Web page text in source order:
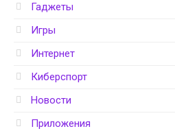
Гаджеты
Игры
Интернет
Киберспорт
Новости
Приложения